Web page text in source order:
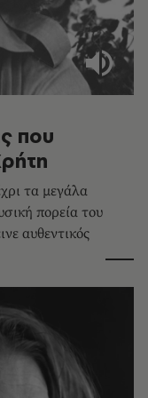
που
τα μεγάλα
πορεία του
αυθεντικός